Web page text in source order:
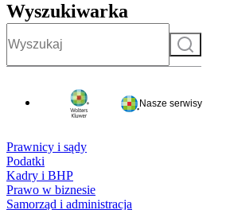
Wyszukiwarka
Szukaj
Nasze serwisy
Prawnicy i sądy
Podatki
Kadry i BHP
Prawo w biznesie
Samorząd i administracja